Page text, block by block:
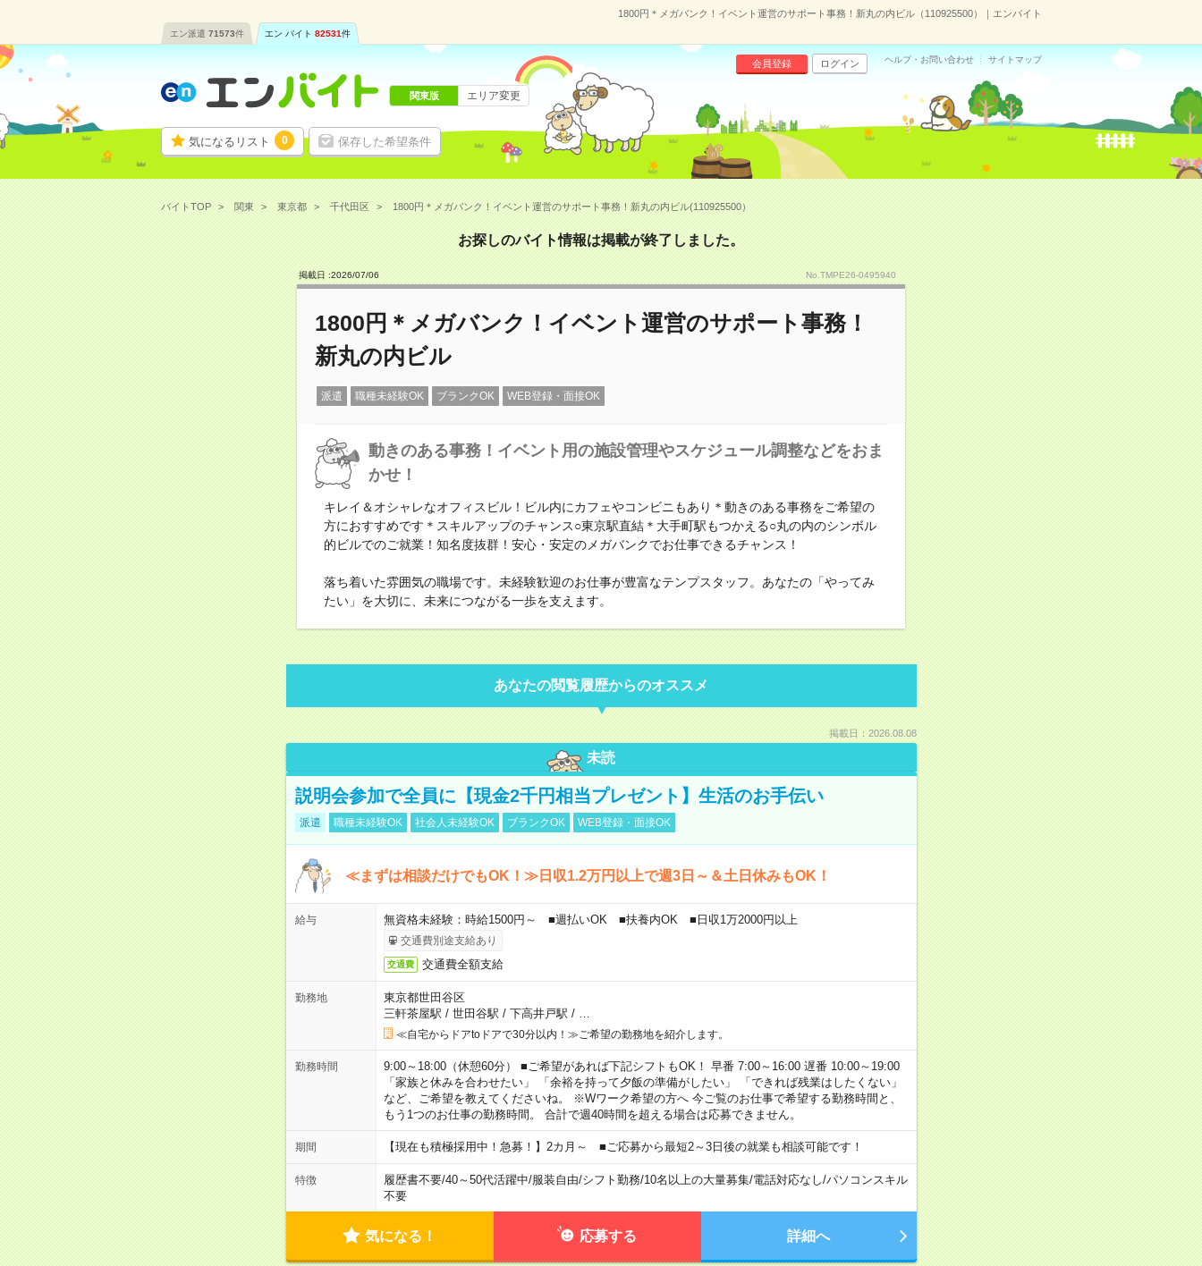
1800円＊メガバンク！イベント運営のサポート事務！新丸の内ビル（110925500）｜エンバイト
エン派遣 71573件 エン バイト 82531件
気になるリスト 0 保存した希望条件
会員登録 ログイン ヘルプ・お問い合わせ サイトマップ
関東版 エリア変更
バイトTOP 関東 東京都 千代田区 1800円＊メガバンク！イベント運営のサポート事務！新丸の内ビル(110925500）
お探しのバイト情報は掲載が終了しました。
掲載日 :2026/07/06 No.TMPE26-0495940
1800円＊メガバンク！イベント運営のサポート事務！
新丸の内ビル
派遣 職種未経験OK ブランクOK WEB登録・面接OK
動きのある事務！イベント用の施設管理やスケジュール調整などをおま
かせ！
キレイ＆オシャレなオフィスビル！ビル内にカフェやコンビニもあり＊動きのある事務をご希望の
方におすすめです＊スキルアップのチャンス○東京駅直結＊大手町駅もつかえる○丸の内のシンボル
的ビルでのご就業！知名度抜群！安心・安定のメガバンクでお仕事できるチャンス！
落ち着いた雰囲気の職場です。未経験歓迎のお仕事が豊富なテンプスタッフ。あなたの「やってみ
たい」を大切に、未来につながる一歩を支えます。
あなたの閲覧履歴からのオススメ
掲載日：2026.08.08
未読
説明会参加で全員に【現金2千円相当プレゼント】生活のお手伝い
派遣 職種未経験OK 社会人未経験OK ブランクOK WEB登録・面接OK
≪まずは相談だけでもOK！≫日収1.2万円以上で週3日～＆土日休みもOK！
給与 無資格未経験：時給1500円～ ■週払いOK ■扶養内OK ■日収1万2000円以上
交通費別途支給あり
交通費 交通費全額支給
勤務地
東京都世田谷区
三軒茶屋駅 / 世田谷駅 / 下高井戸駅 /
≪自宅からドアtoドアで30分以内！≫ご希望の勤務地を紹介します。
勤務時間
9:00～18:00（休憩60分） ■ご希望があれば下記シフトもOK！ 早番 7:00～16:00 遅番 10:00～19:00
「家族と休みを合わせたい」 「余裕を持って夕飯の準備がしたい」 「できれば残業はしたくない」
など、ご希望を教えてくださいね。 ※Wワーク希望の方へ 今ご覧のお仕事で希望する勤務時間と、
もう1つのお仕事の勤務時間。 合計で週40時間を超える場合は応募できません。
期間 【現在も積極採用中！急募！】2カ月～ ■ご応募から最短2～3日後の就業も相談可能です！
特徴 履歴書不要/40～50代活躍中/服装自由/シフト勤務/10名以上の大量募集/電話対応なし/パソコンスキル
不要
気になる！ 応募する 詳細へ